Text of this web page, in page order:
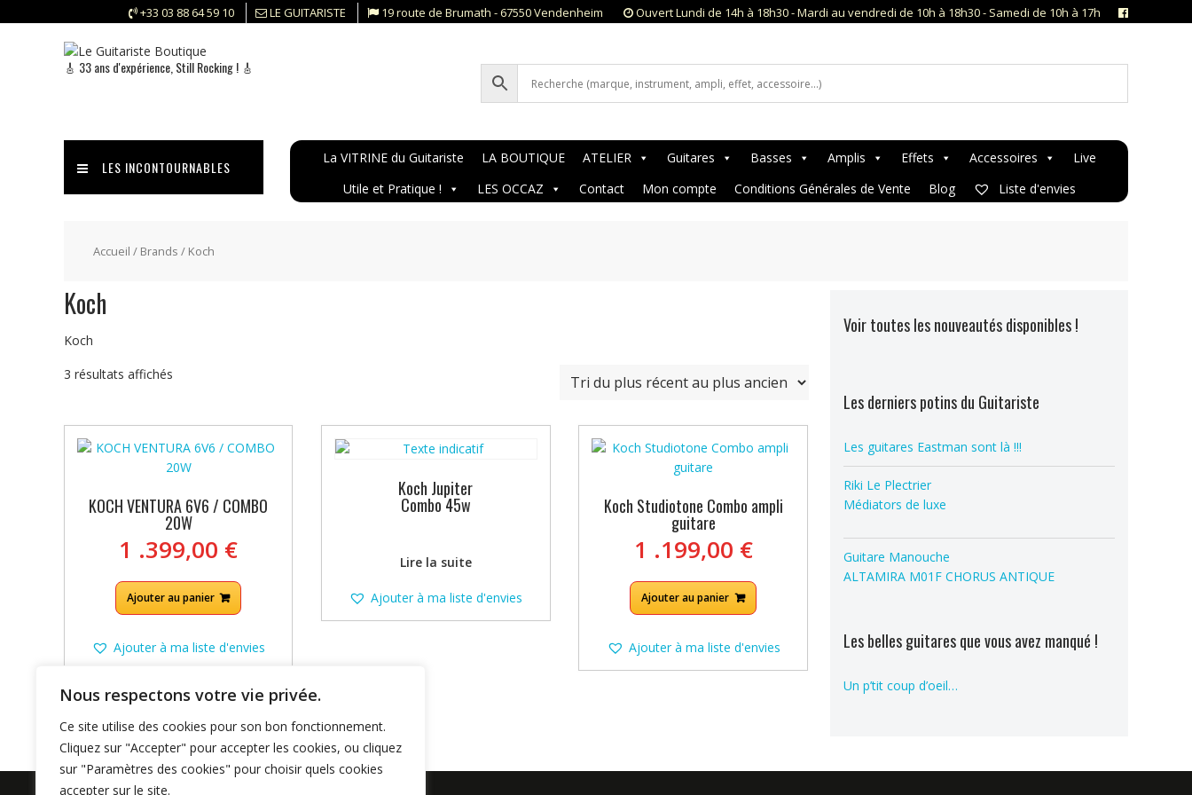
Nous respectons votre vie privée.
Ce site utilise des cookies pour son bon fonctionnement.
Cliquez sur "Accepter" pour accepter les cookies, ou cliquez
sur "Paramètres des cookies" pour choisir quels cookies
accepter sur le site.
to
+33 03 88 64 59 10 LE GUITARISTE 19 route de Brumath - 67550 Vendenheim Ouvert Lundi de 14h à 18h30 - Mardi au vendredi de 10h à 18h30 - Samedi de 10h à 17h
🎸 33 ans d'expérience, Still Rocking ! 🎸
LES INCONTOURNABLES
La VITRINE du Guitariste LA BOUTIQUE ATELIER Guitares Basses Amplis Effets Accessoires
Live
Utile et Pratique !
LES OCCAZ Contact Mon compte Conditions Générales de Vente Blog Liste d'envies
Accueil / Brands / Koch
Koch
Koch
3 résultats affichés
récent
au
plus
KOCH VENTURA 6V6 / COMBO
20W
1 .399,00 €
Ajouter au panier
Ajouter à ma liste d'envies
Koch Jupiter
Combo 45w
Lire la suite
Ajouter à ma liste d'envies
Koch Studiotone Combo ampli
guitare
1 .199,00 €
Ajouter au panier
Ajouter à ma liste d'envies
Voir toutes les nouveautés disponibles !
Les derniers potins du Guitariste
Les guitares Eastman sont là !!!
Riki Le Plectrier
Médiators de luxe
Guitare Manouche
ALTAMIRA M01F CHORUS ANTIQUE
Les belles guitares que vous avez manqué !
Un p’tit coup d’oeil…